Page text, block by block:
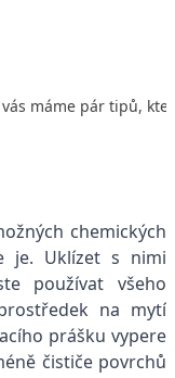
máme pár tipů,
chemických
je. Uklízet s nimi
používat všeho
na mytí
prášku vypere
čističe povrchů